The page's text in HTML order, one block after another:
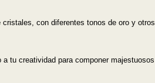
con diferentes tonos de oro y otros
tu creatividad para componer majestuosos